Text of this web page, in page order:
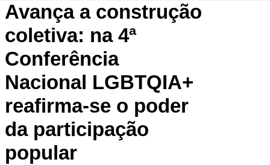
Avança a construção
coletiva: na 4ª
Conferência
Nacional LGBTQIA+
reafirma-se o poder
da participação
popular